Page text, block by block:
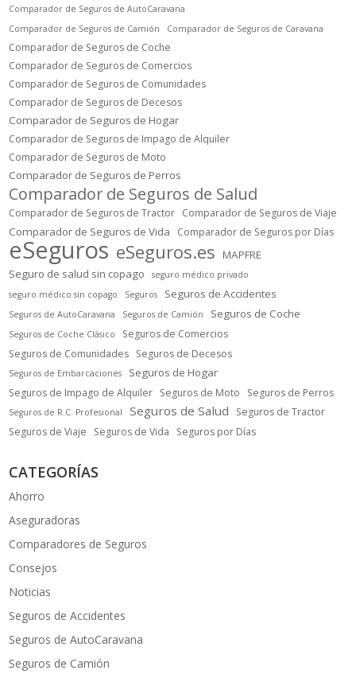
Comparador de Seguros de AutoCaravana
Comparador de Seguros de Camión
Comparador de Seguros de Caravana
Comparador de Seguros de Coche
Comparador de Seguros de Comercios
Comparador de Seguros de Comunidades
Comparador de Seguros de Decesos
Comparador de Seguros de Hogar
Comparador de Seguros de Impago de Alquiler
Comparador de Seguros de Moto
Comparador de Seguros de Perros
Comparador de Seguros de Salud
Comparador de Seguros de Tractor Comparador de Seguros de Viaje
Comparador de Seguros de Vida Comparador de Seguros por Días
eSeguros eSeguros.es MAPFRE
Seguro de salud sin copago
seguro médico privado
seguro médico sin copago
Seguros Seguros de Accidentes
Seguros de AutoCaravana Seguros de Camión Seguros de Coche
Seguros de Coche Clásico
Seguros de Comercios
Seguros de Comunidades Seguros de Decesos
Seguros de Embarcaciones Seguros de Hogar
Seguros de Impago de Alquiler Seguros de Moto Seguros de Perros
Seguros de R.C. Profesional Seguros de Salud
Seguros de Tractor
Seguros de Viaje
Seguros de Vida Seguros por Días
CATEGORÍAS
Ahorro
Aseguradoras
Comparadores de Seguros
Consejos
Noticias
Seguros de Accidentes
Seguros de AutoCaravana
Seguros de Camión